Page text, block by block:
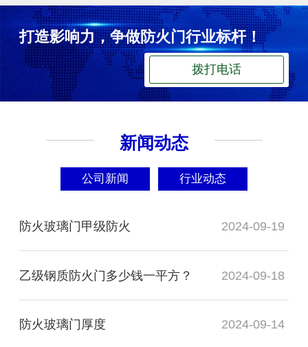
打造影响力，争做防火门行业标杆！
拨打电话
新闻动态
公司新闻 行业动态
防火玻璃门甲级防火 2024-09-19
乙级钢质防火门多少钱一平方？ 2024-09-18
防火玻璃门厚度 2024-09-14